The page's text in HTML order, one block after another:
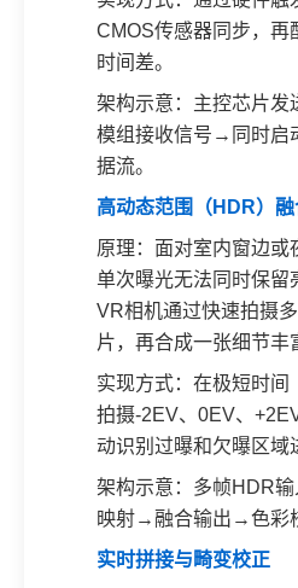
CMOS传感器同步，再
时间差。
架构示意：主控芯片
模组接收信号→同时启
据流。
高动态范围（HDR）融
原理：面对室内窗边或
单次曝光无法同时保留
VR相机通过快速拍摄
片，再合成一张细节丰
实现方式：在极短时间
拍摄-2EV、0EV、
动识别过曝和欠曝区域
架构示意：多帧HDR
映射→融合输出→色彩
实时拼接与畸变校正